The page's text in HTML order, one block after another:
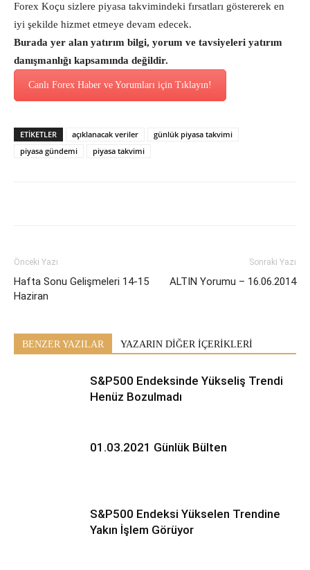
Forex Koçu sizlere piyasa takvimindeki fırsatları göstererek en
iyi şekilde hizmet etmeye devam edecek.
Burada yer alan yatırım bilgi, yorum ve tavsiyeleri yatırım
danışmanlığı kapsamında değildir.
Canlı Forex Haber ve Yorumları için Tıklayın!
ETİKETLER açıklanacak veriler
günlük piyasa takvimi
piyasa gündemi
piyasa takvimi
Önceki Yazı
Hafta Sonu Gelişmeleri 14-15
Haziran
Sonraki Yazı
ALTIN Yorumu – 16.06.2014
BENZER YAZILAR YAZARIN DİĞER İÇERİKLERİ
S&P500 Endeksinde Yükseliş Trendi
Henüz Bozulmadı
01.03.2021 Günlük Bülten
S&P500 Endeksi Yükselen Trendine
Yakın İşlem Görüyor